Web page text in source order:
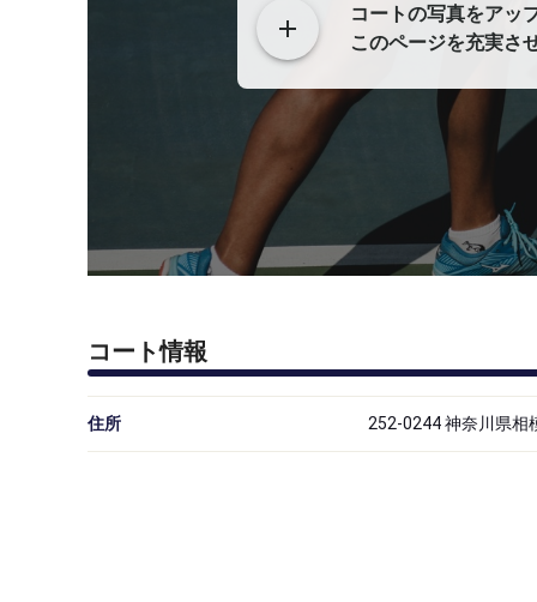
コートの写真をアッ
このページを充実さ
コート情報
住所 252-0244 神奈川県相